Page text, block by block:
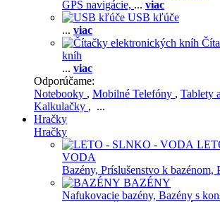
GPS navigácie, ... viac
USB kľúče
... viac
kníh
... viac
Odporúčame:
Notebooky , Mobilné Telefóny , Tablety
Kalkulačky , ...
Hračky
Hračky
VODA
Bazény, Príslušenstvo k bazénom,
BAZÉNY
Nafukovacie bazény, Bazény s